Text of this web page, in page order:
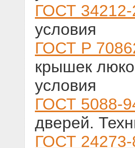
ГОСТ 34212-
условия
ГОСТ Р
крышек
условия
ГОСТ 5088-
дверей.
ГОСТ 24273-